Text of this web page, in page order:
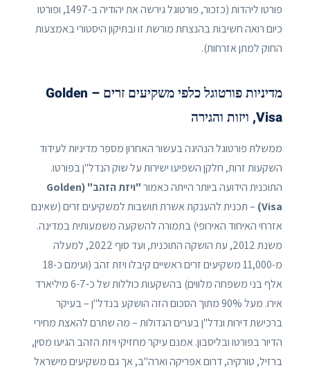
פורטו ליהדות (כזכור, פורטוגל גירשה את יהודיה ב-1497, ופורטו
כיום רואה חשיבות בהנצחת מורשת זו ובתיקון היסטורי באמצעות
החוק למתן אזרחות).
מדיניות פורטוגל כלפי משקיעים זרים – Golden
Visa, ויזות והגירה
ממשלת פורטוגל הנהיגה בעשור האחרון מספר מדיניות לעידוד
השקעות זרות, חלקן השפיעו ישירות על שוק הנדל"ן בפורטו.
התוכנית הידועה ביותר הייתה כאמור
"ויזת הזהב" (Golden
Visa) – תכנית להענקת אשרת תושבות למשקיעים זרים (שאינם
אזרחי האיחוד האירופי) בתמורה להשקעה משמעותית במדינה.
משנת 2012, עת הושקה התוכנית, ועד סוף 2022, למעלה
מ-11,000 משקיעים זרים ראשיים קיבלו ויזת זהב (ועימם כ-18
אלף בני משפחה מלווים) בהשקעות כוללות של כ-6-7 מיליארד
אירו. מעל 90% מתוך הסכום הזה הושקע בנדל"ן – בעיקר
ברכישת דירות ונדל"ן בערים הגדולות – מה שתרם להאצת מחירי
הדיור בפורטו ובליסבון. אמנם עיקר מחזיקי ויזת הזהב הגיעו מסין,
ברזיל, טורקיה, דרום אפריקה וארה"ב, אך גם משקיעים מישראל